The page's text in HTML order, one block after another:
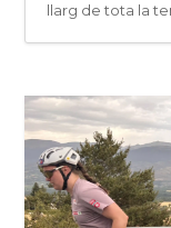
llarg de tota la